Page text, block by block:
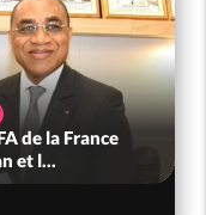
de la France
et l...